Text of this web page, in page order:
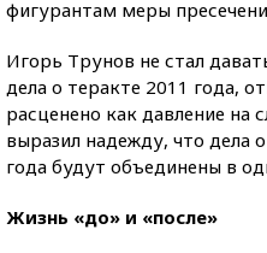
фигурантам меры
Игорь Трунов не стал
дела о теракте 2011 года,
расценено как давление на
выразил надежду, что дела
года будут объединены в
Жизнь «до» и «после»